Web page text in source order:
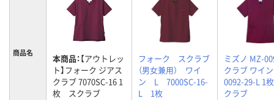
商品名 本商品：【アウトレッ
ト】フォーク ジアス
クラブ 7070SC-16 1
枚 スクラブ
フォーク スクラブ
（男女兼用） ワイ
ン L 7000SC-16-
L 1枚
ミズノ MZ-
クラブ ワイ
0092-29-L 1
クラブ